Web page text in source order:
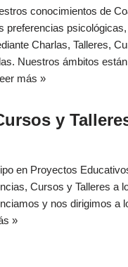
conocimientos de
preferencias
Charlas, Talleres,
Nuestros ámbitos están
más »
y
en Proyectos
Cursos y Talleres a
y nos dirigimos a
»